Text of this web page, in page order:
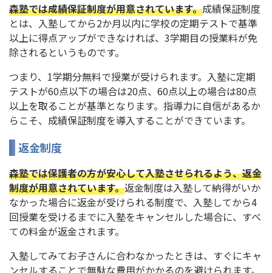
森塾では成績保証制度が用意されています。成績保証制度
とは、入塾してから2か月以内に学校の定期テストで基準
以上に得点アップができなければ、3学期目の授業料が免
除されるというものです。
つまり、1学期分無料で授業が受けられます。入塾に定期
テストが60点以下の場合は20点、60点以上の場合は80点
以上を取ることが基準となります。指導力に自信があるか
らこそ、成績保証制度を導入することができています。
返金制度
森塾では保護者の方が安心して入塾させられるよう、返金
制度が用意されています。返金制度は入塾して納得がいか
なかった場合に返金が受けられる制度で、入塾してから4
回授業を受けるまでに入塾をキャンセルした場合に、すべ
ての料金が返金されます。
入塾してみてお子さんに合わなかったときは、すぐにキャ
ンセルすることで無駄な費用がかかるのを避けられます。